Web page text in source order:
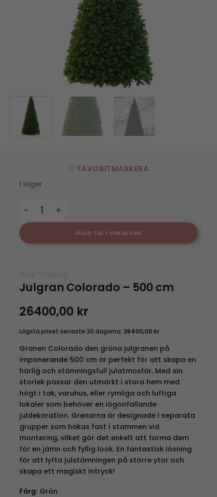
♡ FAVORITMARKERA
I lager
LÄGG TILL I VARUKORG
Julgran Colorado – 500 cm
26400,00 kr
Lägsta priset senaste 30 dagarna: 26400,00 kr
Granen Colorado den gröna julgranen på
imponerande 500 cm är perfekt för att skapa en
härlig och stämningsfull julatmosfär. Med sin
storlek passar den utmärkt i stora hem med
högt i tak, varuhus, eller rymliga och luftiga
lokaler som behöver en iögonfallande
juldekoration. Grenarna är designade i separata
grupper som hakas fast i stammen vid
montering, vilket gör det enkelt att forma dem
för en jämn och fyllig look. En fantastisk lösning
för att lyfta julstämningen på större ytor och
skapa ett magiskt intryck!
Färg: Grön